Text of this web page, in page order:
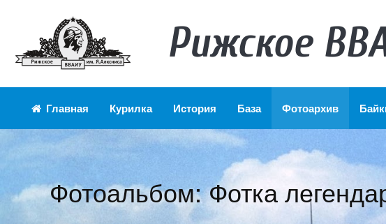
Рижское
Главная Курилка История База Фотоархив
Фотоальбом: Фотка